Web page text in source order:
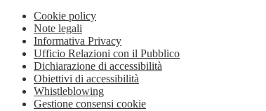
Cookie policy
Note legali
Informativa Privacy
Ufficio Relazioni con il Pubblico
Dichiarazione di accessibilità
Obiettivi di accessibilità
Whistleblowing
Gestione consensi cookie